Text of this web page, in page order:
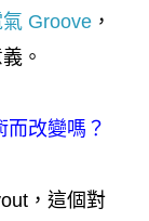
氣 Groove ，
。
改變嗎？
，這個對